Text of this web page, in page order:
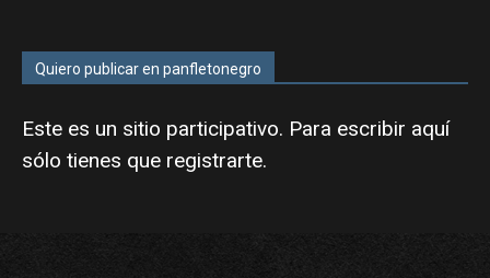
Quiero publicar en panfletonegro
Este es un sitio participativo. Para escribir aquí
sólo tienes que registrarte.